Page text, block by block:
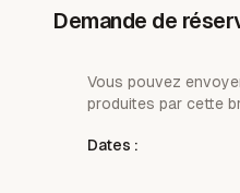
Demande de
Vous pouvez
produites par cette
Dates :